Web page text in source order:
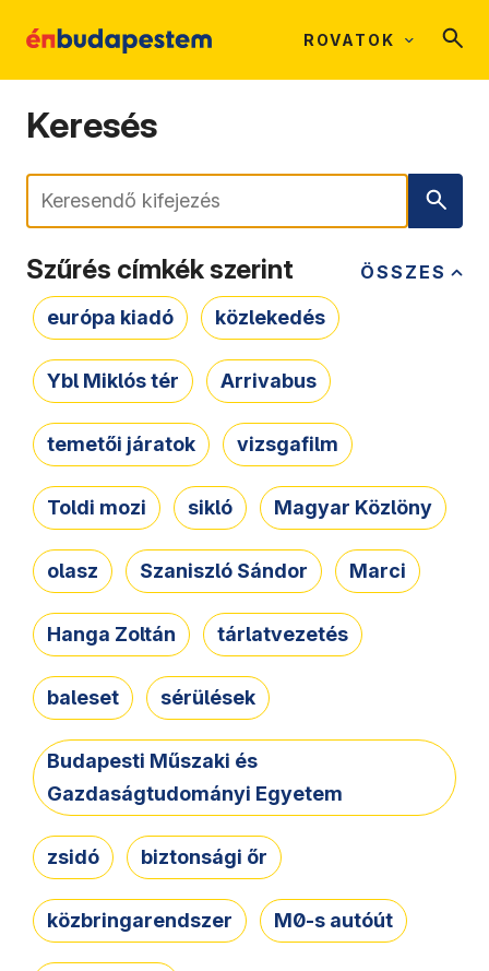
ROVATOK
Keresés
Keresés
ÖSSZES
Szűrés címkék szerint
európa kiadó közlekedés
Ybl Miklós tér Arrivabus
temetői járatok vizsgafilm
Toldi mozi sikló Magyar Közlöny
olasz Szaniszló Sándor Marci
Hanga Zoltán tárlatvezetés
baleset sérülések
Budapesti Műszaki és
Gazdaságtudományi Egyetem
zsidó biztonsági őr
közbringarendszer M0-s autóút